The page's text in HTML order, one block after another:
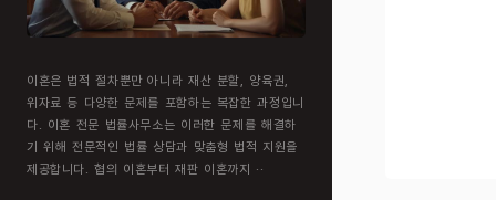
이혼은 법적 절차뿐만 아니라 재산 분할, 양육권,
위자료 등 다양한 문제를 포함하는 복잡한 과정입니
다. 이혼 전문 법률사무소는 이러한 문제를 해결하
기 위해 전문적인 법률 상담과 맞춤형 법적 지원을
제공합니다. 협의 이혼부터 재판 이혼까지 ··